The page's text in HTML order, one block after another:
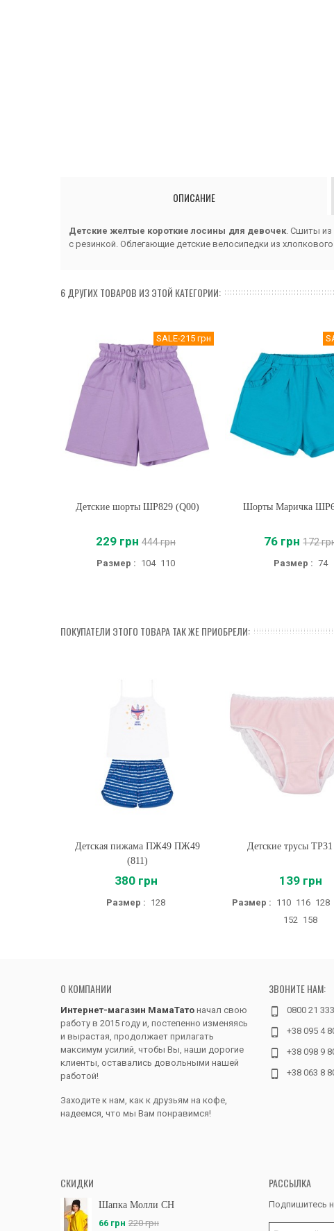
ОПИСАНИЕ
Детские желтые короткие лосины для девочек. Сшиты из
с резинкой. Облегающие детские велосипедки из
6 ДРУГИХ ТОВАРОВ ИЗ ЭТОЙ КАТЕГОРИИ:
SALE-215 грн
Купить
Детские шорты ШР829 (Q00)
229 грн 444 грн
Размер : 104 110
Купить
Шорты Маричка
76 грн 172
Размер : 74
ПОКУПАТЕЛИ ЭТОГО ТОВАРА ТАК ЖЕ ПРИОБРЕЛИ:
Купить
Детская пижама ПЖ49 ПЖ49
(811)
380 грн
Размер : 128
Купить
Детские трусы
139 грн
Размер : 110 116 128
152 158
О КОМПАНИИ
Интернет-магазин МамаТато начал свою
работу в 2015 году и, постепенно изменяясь
и вырастая, продолжает прилагать
максимум усилий, чтобы Вы, наши дорогие
клиенты, оставались довольными нашей
работой!
Заходите к нам, как к друзьям на кофе,
надеемся, что мы Вам понравимся!
ЗВОНИТЕ НАМ:
0800 21
+38 095 4
+38 098 9
+38 063 8
СКИДКИ
Шапка Молли CH
66 грн 220 грн
РАССЫЛКА
Подпишитесь